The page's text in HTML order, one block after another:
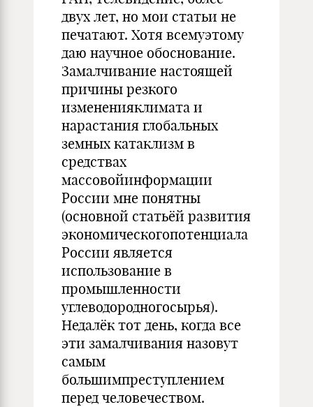
двух лет, но мои статьи не
печатают. Хотя всемуэтому
даю научное обоснование.
Замалчивание настоящей
причины резкого
измененияклимата и
нарастания глобальных
земных катаклизм в
средствах
массовойинформации
России мне понятны
(основной статьёй развития
экономическогопотенциала
России является
использование в
промышленности
углеводородногосырья).
Недалёк тот день, когда все
эти замалчивания назовут
самым
большимпреступлением
перед человечеством.